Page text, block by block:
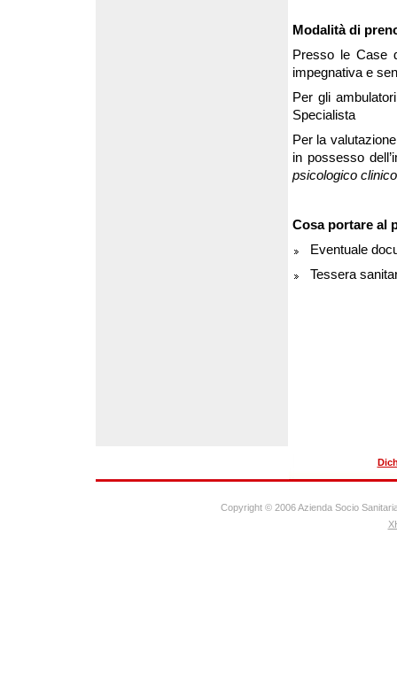
Modalità di
Presso le Case
impegnativa e
Per gli
Specialista
Per la
in possesso
psicologico clinico
Cosa portare al
Eventuale
Tessera
Copyright © 2006 Azienda Socio